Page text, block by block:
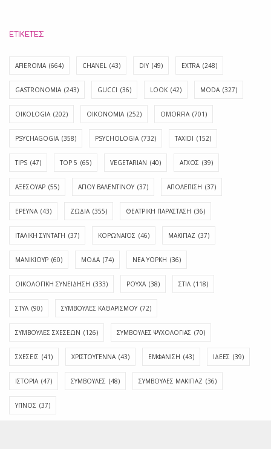
ΕΤΙΚΈΤΕΣ
AFIEROMA (664) CHANEL (43) DIY (49) EXTRA (248)
GASTRONOMIA (243) GUCCI (36) LOOK (42) MODA (327)
OIKOLOGIA (202) OIKONOMIA (252) OMORFIA (701)
PSYCHAGOGIA (358) PSYCHOLOGIA (732) TAXIDI (152)
TIPS (47) TOP 5 (65) VEGETARIAN (40) ΑΓΧΟΣ (39)
ΑΞΕΣΟΥΑΡ (55) ΑΓΊΟΥ ΒΑΛΕΝΤΊΝΟΥ (37) ΑΠΟΛΈΠΙΣΗ (37)
ΕΡΕΥΝΑ (43) ΖΩΔΙΑ (355) ΘΕΑΤΡΙΚΗ ΠΑΡΑΣΤΑΣΗ (36)
ΙΤΑΛΙΚΗ ΣΥΝΤΑΓΗ (37) ΚΟΡΩΝΑΪΟΣ (46) ΜΑΚΙΓΙΑΖ (37)
ΜΑΝΙΚΙΟΥΡ (60) ΜΟΔΑ (74) ΝΕΑ ΥΟΡΚΗ (36)
ΟΙΚΟΛΟΓΙΚΗ ΣΥΝΕΙΔΗΣΗ (333) ΡΟΥΧΑ (38) ΣΤΙΛ (118)
ΣΤΥΛ (90) ΣΥΜΒΟΥΛΕΣ ΚΑΘΑΡΙΣΜΟΥ (72)
ΣΥΜΒΟΥΛΕΣ ΣΧΕΣΕΩΝ (126) ΣΥΜΒΟΥΛΕΣ ΨΥΧΟΛΟΓΙΑΣ (70)
ΣΧΕΣΕΙΣ (41) ΧΡΙΣΤΟΥΓΕΝΝΑ (43) ΕΜΦΆΝΙΣΗ (43) ΙΔΈΕΣ (39)
ΙΣΤΟΡΊΑ (47) ΣΥΜΒΟΥΛΈΣ (48) ΣΥΜΒΟΥΛΈΣ ΜΑΚΙΓΙΆΖ (36)
ΎΠΝΟΣ (37)